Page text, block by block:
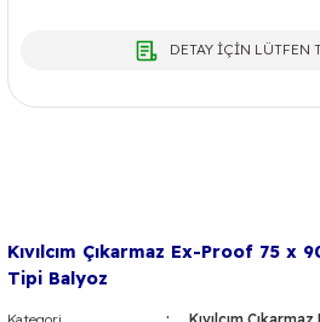
DETAY İÇİN LÜTFEN
Kıvılcım Çıkarmaz Ex-Proof 75
Tipi Balyoz